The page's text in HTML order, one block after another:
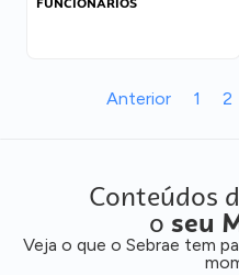
Anterior 1 2
Conteúdos
o seu
Veja o que o Sebrae tem